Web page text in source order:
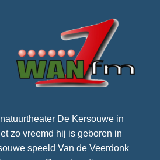
De Kersouwe in
zo vreemd hij is geboren in
speeld Van de Veerdonk